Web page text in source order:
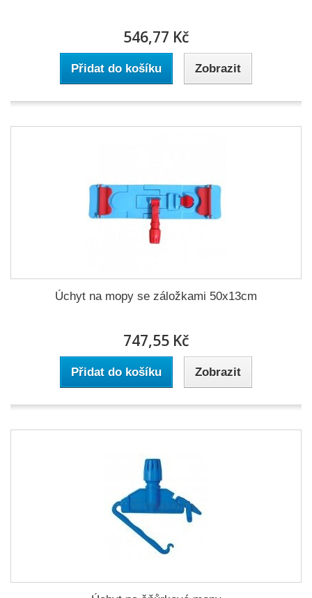
546,77 Kč
Přidat do košíku Zobrazit
Úchyt na mopy se záložkami 50x13cm
747,55 Kč
Přidat do košíku Zobrazit